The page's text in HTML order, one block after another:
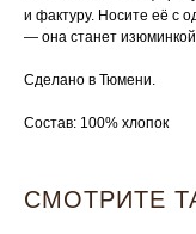
и фактуру. Носите её с
— она станет изюминкой
Сделано в Тюмени.
Состав: 100% хлопок
СМОТРИТЕ